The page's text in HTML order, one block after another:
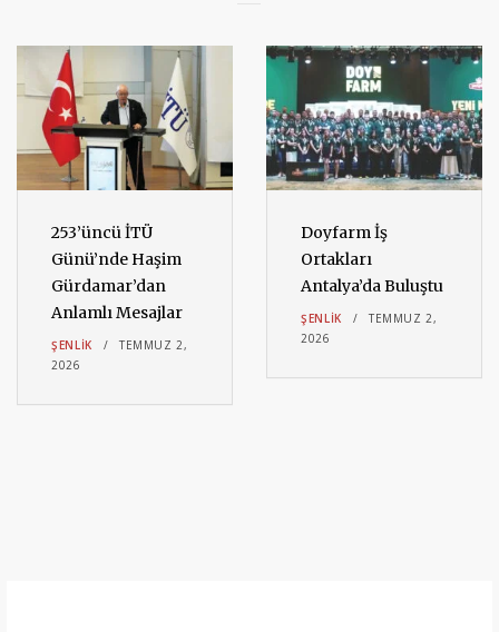
253’üncü İTÜ
Günü’nde Haşim
Gürdamar’dan
Anlamlı Mesajlar
ŞENLIK
TEMMUZ 2,
2026
Doyfarm İş
Ortakları
Antalya’da Buluştu
ŞENLIK
TEMMUZ 2,
2026